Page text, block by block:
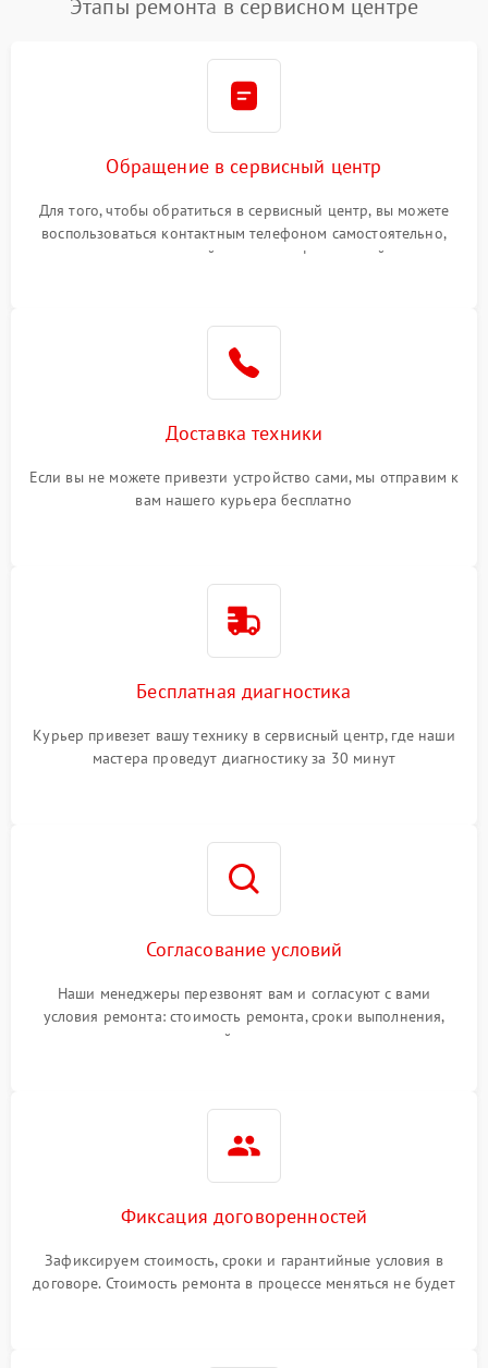
Этапы ремонта в сервисном центре
Обращение в сервисный центр
Для того, чтобы обратиться в сервисный центр, вы можете
воспользоваться контактным телефоном самостоятельно,
или оставить свой номер телефона на сайте
Доставка техники
Если вы не можете привезти устройство сами, мы отправим к
вам нашего курьера бесплатно
Бесплатная диагностика
Курьер привезет вашу технику в сервисный центр, где наши
мастера проведут диагностику за 30 минут
Согласование условий
Наши менеджеры перезвонят вам и согласуют с вами
условия ремонта: стоимость ремонта, сроки выполнения,
гарантийные условия
Фиксация договоренностей
Зафиксируем стоимость, сроки и гарантийные условия в
договоре. Стоимость ремонта в процессе меняться не будет